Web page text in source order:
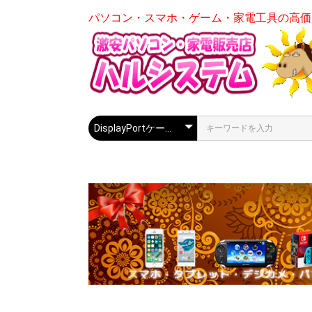
パソコン・スマホ・ゲーム・家電工具の高